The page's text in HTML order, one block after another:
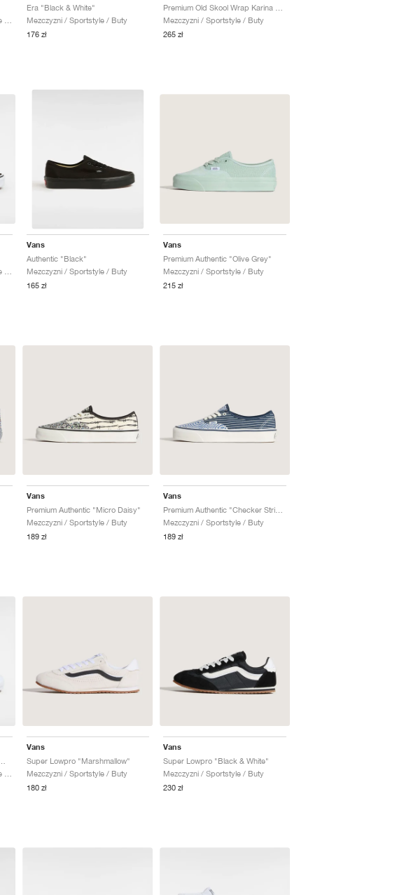
Era "Black & White"
Mezczyzni / Sportstyle / Buty
176 zł
Mezczyzni / Sportstyle / Buty
265 zł
Vans
Authentic "Black"
Mezczyzni / Sportstyle / Buty
165 zł
Vans
Premium Authentic "Olive Grey"
Mezczyzni / Sportstyle / Buty
215 zł
Vans
Premium Authentic "Micro Daisy"
Mezczyzni / Sportstyle / Buty
189 zł
Vans
Mezczyzni / Sportstyle / Buty
189 zł
Vans
Super Lowpro "Marshmallow"
Mezczyzni / Sportstyle / Buty
180 zł
Vans
Super Lowpro "Black & White"
Mezczyzni / Sportstyle / Buty
230 zł